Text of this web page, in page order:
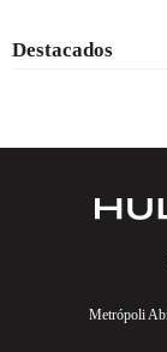
Destacados
Metrópoli